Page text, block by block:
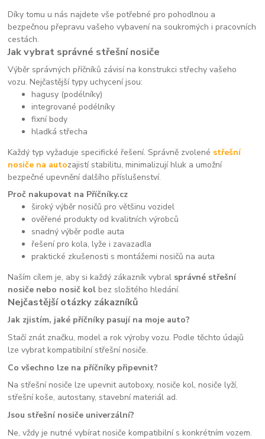
Díky tomu u nás najdete vše potřebné pro pohodlnou a
bezpečnou přepravu vašeho vybavení na soukromých i pracovních
cestách.
Jak vybrat správné střešní nosiče
Výběr správných příčníků závisí na konstrukci střechy vašeho
vozu. Nejčastější typy uchycení jsou:
hagusy (podélníky)
integrované podélníky
fixní body
hladká střecha
Každý typ vyžaduje specifické řešení. Správně zvolené střešní
nosiče na autozajistí stabilitu, minimalizují hluk a umožní
bezpečné upevnění dalšího příslušenství.
Proč nakupovat na Příčníky.cz
široký výběr nosičů pro většinu vozidel
ověřené produkty od kvalitních výrobců
snadný výběr podle auta
řešení pro kola, lyže i zavazadla
praktické zkušenosti s montážemi nosičů na auta
Naším cílem je, aby si každý zákazník vybral správné střešní
nosiče nebo nosič kol bez složitého hledání.
Nejčastější otázky zákazníků
Jak zjistím, jaké příčníky pasují na moje auto?
Stačí znát značku, model a rok výroby vozu. Podle těchto údajů
lze vybrat kompatibilní střešní nosiče.
Co všechno lze na příčníky připevnit?
Na střešní nosiče lze upevnit autoboxy, nosiče kol, nosiče lyží,
střešní koše, autostany, stavební materiál ad.
Jsou střešní nosiče univerzální?
Ne, vždy je nutné vybírat nosiče kompatibilní s konkrétním vozem.